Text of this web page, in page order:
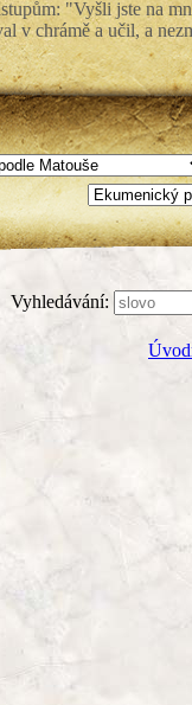
"Vyšli jste na
v chrámě a učil, a
Vyhledávání: